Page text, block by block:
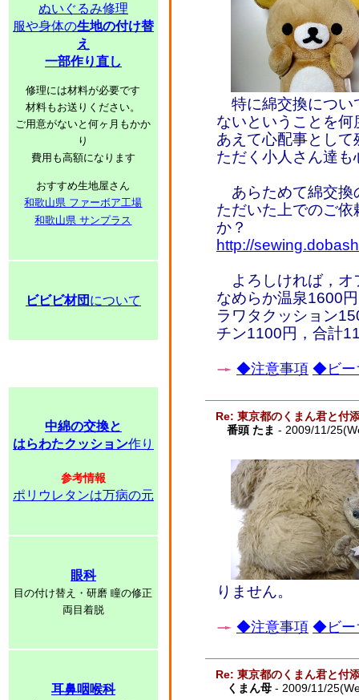
ぬいぐるみ修理
服や身体の生地の付け替
え
一部作り直し
修理には材料が必要です
材料もお送りください。
ご用意がないと何ヶ月もかか
り
費用も高額になります
おすすめ生地屋さん
和歌山県 ファーボア工場
和歌山県 サンプラス
ビビビ材団 について
中綿の交換と
はらわたクッション作り
参考情報
ポリウレタンは万病の元
眼科
目の付け替え・研磨 瞳の修正
両目着脱
耳鼻咽喉科
特に綿交換につい
ないということを
あえて心配事とし
ただく小人さん達
あらためて綿交換
ただいた上でのご
か？
http://
よろしければ，オ
なめらか温泉1600
ラワタクッション
チン1100円，合計
◆注意事項 ◆ビー
Re: 東京都のくまん君と付
番頭 たま - 2009/11/
りません。
◆注意事項 ◆ビー
Re: 東京都のくまん君と付
くまん母 - 2009/11/